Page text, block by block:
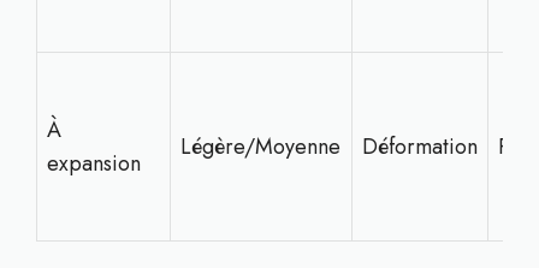
À
expansion
Légère/Moyenne Déformation